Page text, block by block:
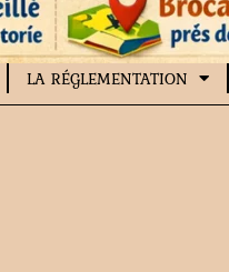
LA RÉGLEMENTATION